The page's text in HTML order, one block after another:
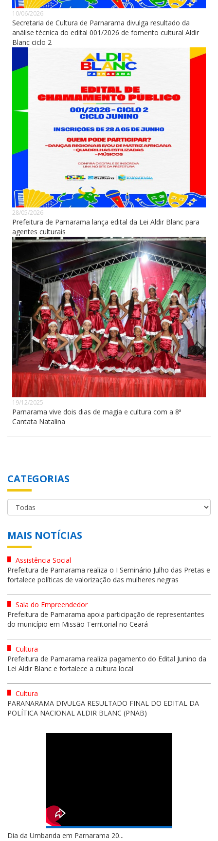
10/06/2026
Secretaria de Cultura de Parnarama divulga resultado da
análise técnica do edital 001/2026 de fomento cultural Aldir
Blanc ciclo 2
28/05/2026
Prefeitura de Parnarama lança edital da Lei Aldir Blanc para
agentes culturais
19/12/2025
Parnarama vive dois dias de magia e cultura com a 8ª
Cantata Natalina
CATEGORIAS
MAIS NOTÍCIAS
Assistência Social
Prefeitura de Parnarama realiza o I Seminário Julho das Pretas e
fortalece políticas de valorização das mulheres negras
Sala do Empreendedor
Prefeitura de Parnarama apoia participação de representantes
do município em Missão Territorial no Ceará
Cultura
Prefeitura de Parnarama realiza pagamento do Edital Junino da
Lei Aldir Blanc e fortalece a cultura local
Cultura
PARANARAMA DIVULGA RESULTADO FINAL DO EDITAL DA
POLÍTICA NACIONAL ALDIR BLANC (PNAB)
Dia da Umbanda em Parnarama 20...